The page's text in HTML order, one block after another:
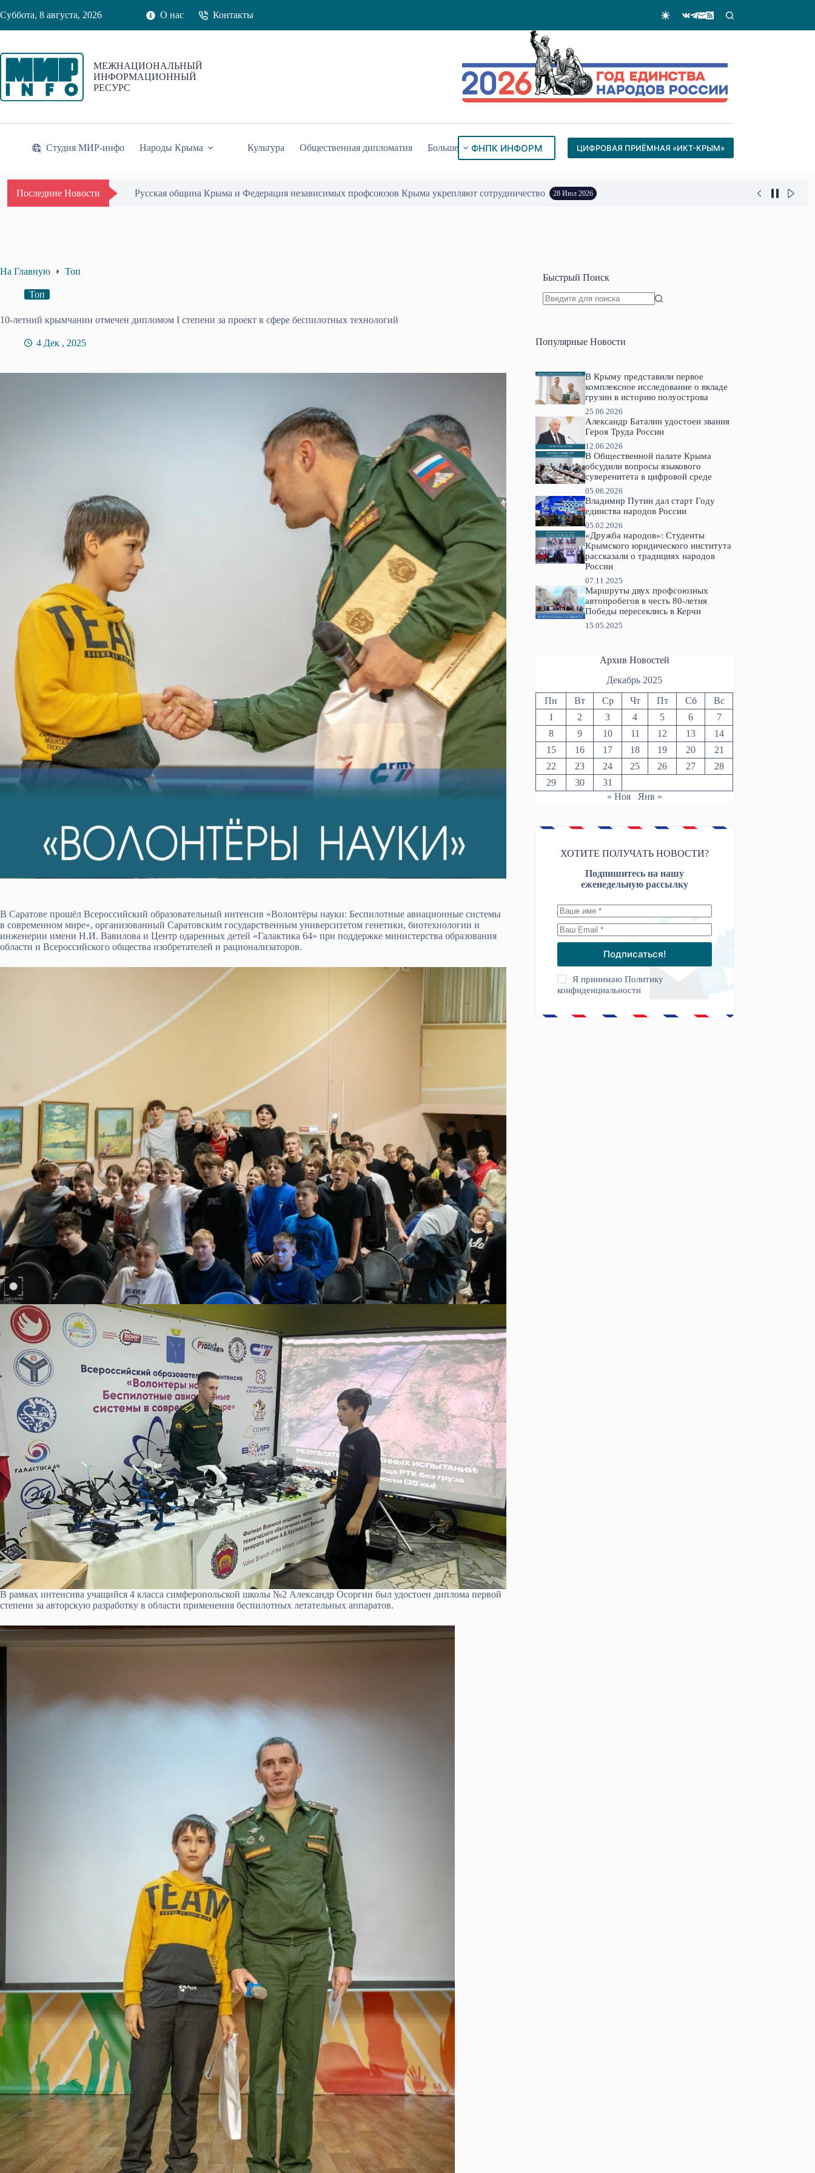
к
Суббота, 8 августа, 2026 О нас Контакты
МЕЖНАЦИОНАЛЬНЫЙ
ИНФОРМАЦИОННЫЙ
РЕСУРС
Студия МИР-инфо Народы Крыма Культура Общественная дипломатия Больше ФНПК ИНФОРМ ЦИФРОВАЯ ПРИЁМНАЯ «ИКТ-КРЫМ»
Последние Новости Русская община Крыма и Федерация независимых профсоюзов Крыма укрепляют сотрудничество 28 Июл 2026
На Главную Топ
Топ
10-летний крымчанин отмечен дипломом I степени за проект в сфере беспилотных технологий
4 Дек , 2025
В Саратове прошёл Всероссийский образовательный интенсив «Волонтёры науки: Беспилотные авиационные системы
в современном мире», организованный Саратовским государственным университетом генетики, биотехнологии и
инженерии имени Н.И. Вавилова и Центр одаренных детей «Галактика 64» при поддержке министерства образования
области и Всероссийского общества изобретателей и рационализаторов.
В рамках интенсива учащийся 4 класса симферопольской школы №2 Александр Осоргин был удостоен диплома первой
степени за авторскую разработку в области применения беспилотных летательных аппаратов.
Быстрый Поиск
Популярные Новости
В Крыму представили первое
комплексное исследование о вкладе
грузин в историю полуострова
25.06.2026
Александр Баталин удостоен звания
Героя Труда России
12.06.2026
В Общественной палате Крыма
обсудили вопросы языкового
суверенитета в цифровой среде
05.06.2026
Владимир Путин дал старт Году
единства народов России
05.02.2026
«Дружба народов»: Студенты
Крымского юридического института
рассказали о традициях народов
России
07.11.2025
Маршруты двух профсоюзных
автопробегов в честь 80-летия
Победы пересеклись в Керчи
15.05.2025
Архив Новостей
Декабрь 2025
Пн Вт Ср Чт Пт Сб
Вс
1
2 3 4 5 6
7
8
9 10 11 12 13
14
15
16 17 18 19 20
21
22
23 24 25 26 27
28
29
30
31
« Ноя
Янв »
ХОТИТЕ ПОЛУЧАТЬ НОВОСТИ?
Подпишитесь на нашу
еженедельную рассылку
Подписаться!
Я принимаюПолитику
конфиденциальности